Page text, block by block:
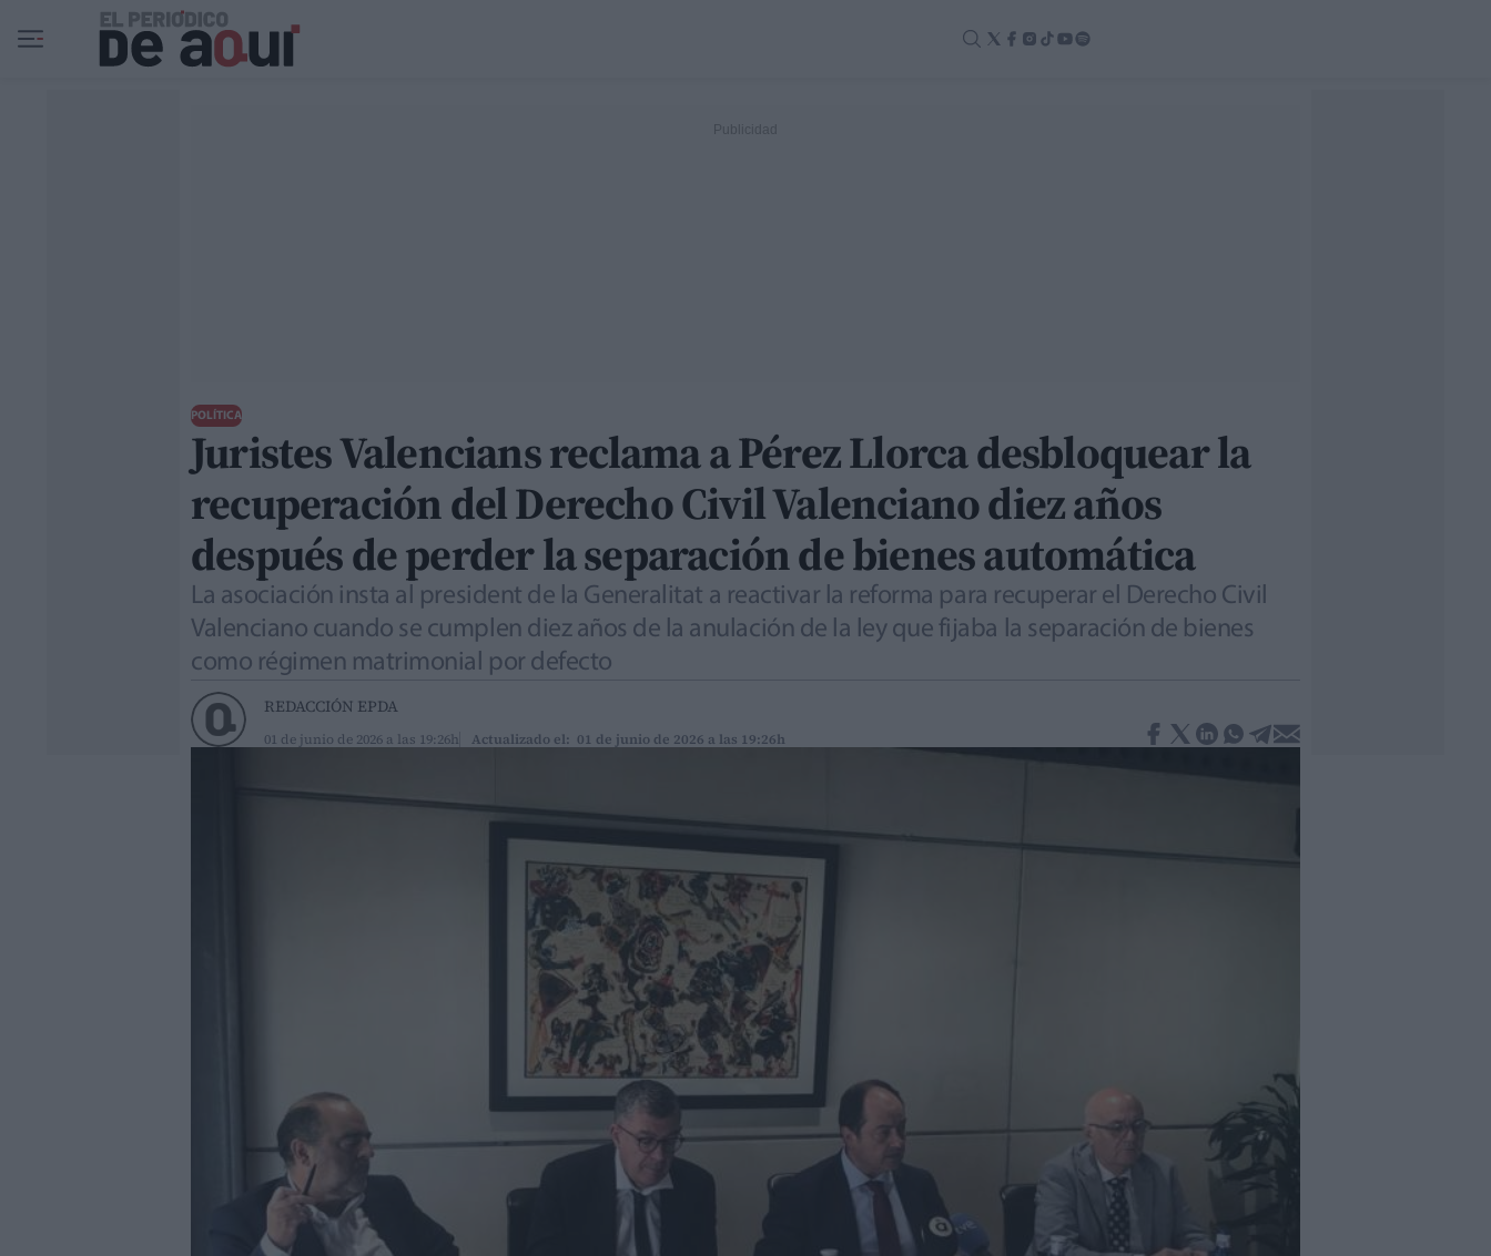
Ir al contenido principal
POLÍTICA
Juristes Valencians reclama a Pérez Llorca desbloquear la
recuperación del Derecho Civil Valenciano diez años
después de perder la separación de bienes automática
La asociación insta al president de la Generalitat a reactivar la reforma para recuperar el Derecho Civil
Valenciano cuando se cumplen diez años de la anulación de la ley que fijaba la separación de bienes
como régimen matrimonial por defecto
REDACCIÓN EPDA
01 de junio de 2026 a las 19:26h Actualizado el: 01 de junio de 2026 a las 19:26h